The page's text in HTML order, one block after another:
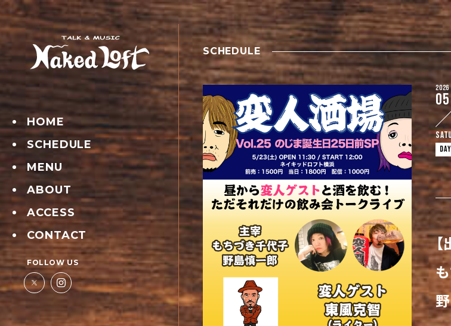
HOME
SCHEDULE
MENU
ABOUT
ACCESS
CONTACT
FOLLOW US
SCHEDULE
2026
05
【